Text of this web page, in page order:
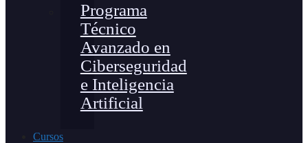
Programa
Técnico
Avanzado en
Ciberseguridad
e Inteligencia
Artificial
Cursos